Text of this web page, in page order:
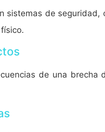
sistemas de seguridad,
de una